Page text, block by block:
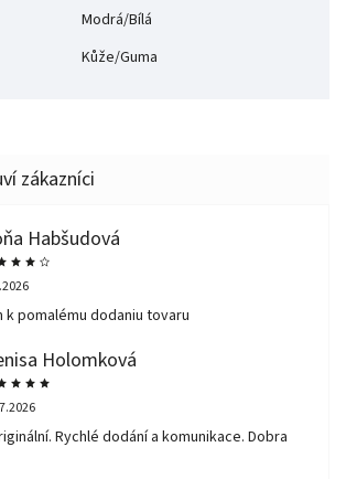
Modrá/Bílá
Kůže/Guma
Habšudová
k pomalému dodaniu tovaru
Holomková
Rychlé dodání a komunikace. Dobra